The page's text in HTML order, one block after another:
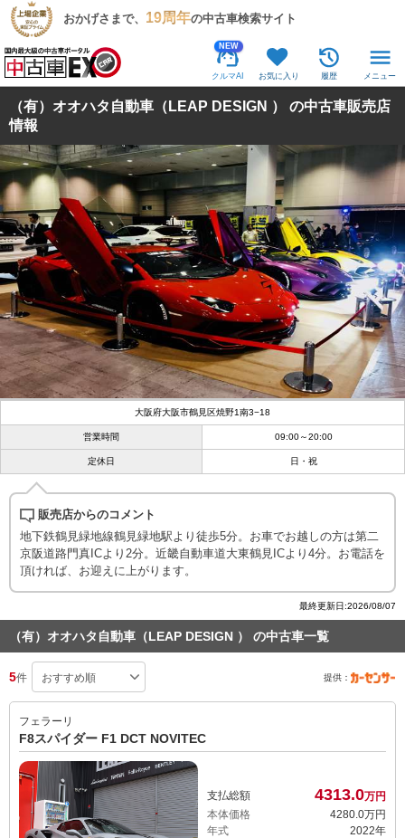
おかげさまで、 19周年の中古車検索サイト
NEW
クルマAI お気に入り 履歴 メニュー
（有）オオハタ自動車（LEAP DESIGN ） の中古車販売店
情報
大阪府大阪市鶴見区焼野1南3−18
営業時間 09:00～20:00
定休日 日・祝
販売店からのコメント
地下鉄鶴見緑地線鶴見緑地駅より徒歩5分。お車でお越しの方は第二
京阪道路門真ICより2分。近畿自動車道大東鶴見ICより4分。お電話を
頂ければ、お迎えに上がります。
最終更新日:2026/08/07
（有）オオハタ自動車（LEAP DESIGN ） の中古車一覧
5件 提供：
フェラーリ
F8スパイダー F1 DCT NOVITEC
支払総額 4313.0万円
本体価格
4280. 0万円
年式
2022年